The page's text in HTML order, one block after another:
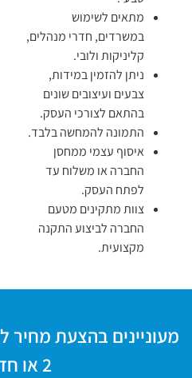
מתאים לשימוש
במשרדים, חדרי מנהלים,
קליניקות ולובי.
ניתן להזמין במידות,
צבעים ועיצובים שונים
בהתאם לצורכי העסק.
התמונה להמחשה בלבד.
איסוף עצמי ממחסן
החברה או משלוח עד
לפתח העסק.
צוות מתקינים מטעם
החברה לביצוע התקנה
מקצועית.
מעוניינים בהצעת מחיר
2 או חדש?